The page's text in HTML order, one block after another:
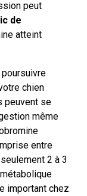
peut
de
atteint
chien
peuvent se
même
entre
2 à 3
important chez